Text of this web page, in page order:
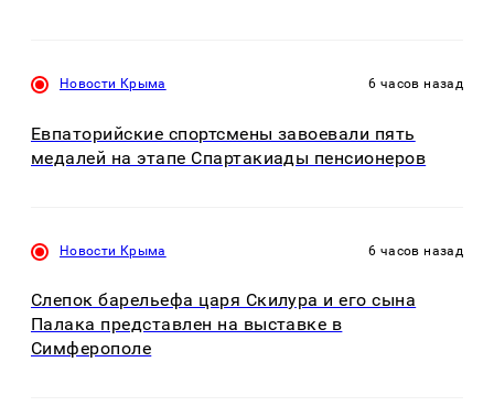
Новости Крыма 6 часов назад
Евпаторийские спортсмены завоевали пять
медалей на этапе Спартакиады пенсионеров
Новости Крыма 6 часов назад
Слепок барельефа царя Скилура и его сына
Палака представлен на выставке в
Симферополе